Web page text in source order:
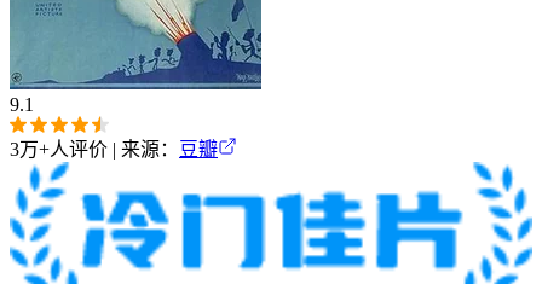
9.1
3万+人评价 | 来源： 豆瓣